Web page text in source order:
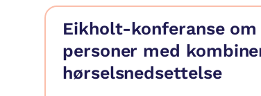
Eikholt-konferanse
personer med
hørselsnedsettelse